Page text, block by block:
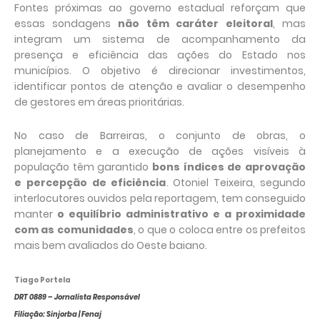
Fontes próximas ao governo estadual reforçam que
essas sondagens não têm caráter eleitoral, mas
integram um sistema de acompanhamento da
presença e eficiência das ações do Estado nos
municípios. O objetivo é direcionar investimentos,
identificar pontos de atenção e avaliar o desempenho
de gestores em áreas prioritárias.
No caso de Barreiras, o conjunto de obras, o
planejamento e a execução de ações visíveis à
população têm garantido bons índices de aprovação
e percepção de eficiência. Otoniel Teixeira, segundo
interlocutores ouvidos pela reportagem, tem conseguido
manter o equilíbrio administrativo e a proximidade
com as comunidades, o que o coloca entre os prefeitos
mais bem avaliados do Oeste baiano.
Tiago Portela
DRT 0889 – Jornalista Responsável
Filiação: Sinjorba | Fenaj